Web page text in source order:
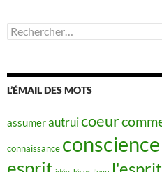
Rechercher :
L’ÉMAIL DES MOTS
assumerautruicoeur
connaissance conscience
esprit l'esprit